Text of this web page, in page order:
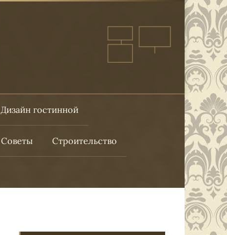
Дизайн гостинной
Советы Строительство